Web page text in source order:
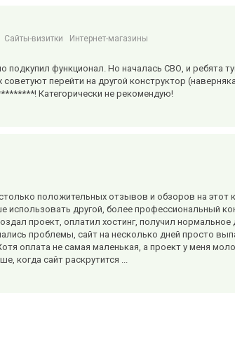
Сайты-визитки Интернет-магазины
подкупил функционал. Но началась СВО, и ребята
перейти на другой конструктор
Категорически не рекомендую!
положительных отзывов и обзоров на этот
использовать другой, более профессиональный
проект, оплатил хостинг, получил нормальное
проблемы, сайт на несколько дней просто
оплата не самая маленькая, а проект у меня
когда сайт раскрутится ...